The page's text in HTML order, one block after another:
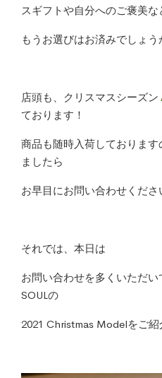
スギフトや自分へのご褒美な
もうお選びはお済みでしょう
店頭も、クリスマスシーズン
ております！
商品も随時入荷しておりま
ましたら
お早目にお問い合わせくださ
それでは、本日は
お問い合わせを多くいただ
SOULの
2021 Christmas Modelをご紹